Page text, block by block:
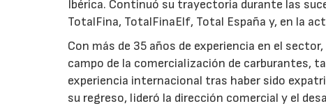
Ibérica. Continuó su trayectoria durante las
TotalFina, TotalFinaElf, Total España y, en la
Con más de 35 años de experiencia en el
campo de la comercialización de carburantes,
experiencia internacional tras haber sido
su regreso, lideró la dirección comercial y el